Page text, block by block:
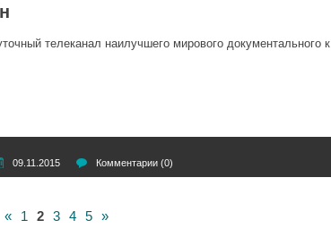
телеканал наилучшего мирового документального к
09.11.2015 Комментарии (0)
« 1 2 3 4 5 »